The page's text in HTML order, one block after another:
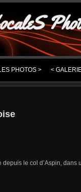
PRINCIPALE
SECONDAIRE
PHOTOS > <
le col d’Aspin, dans